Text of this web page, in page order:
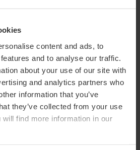
content and ads, to
and to analyse our traffic.
about your use of our site with
and analytics partners who
information that you’ve
they’ve collected from your use
find more information in our
de València
Flamenco en direct au Café
del Duende
Des itinéraires guidés en moto
pour découvrir Valencia